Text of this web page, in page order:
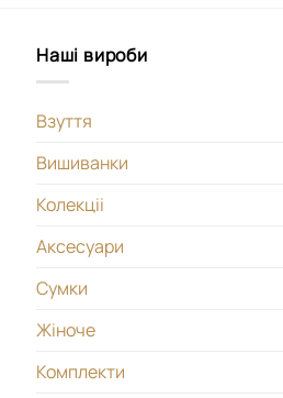
Наші вироби
Взуття
Вишиванки
Колекціі
Аксесуари
Сумки
Жіноче
Комплекти